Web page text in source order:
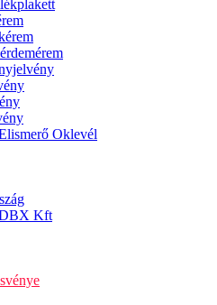
Oklevél
DBX Kft